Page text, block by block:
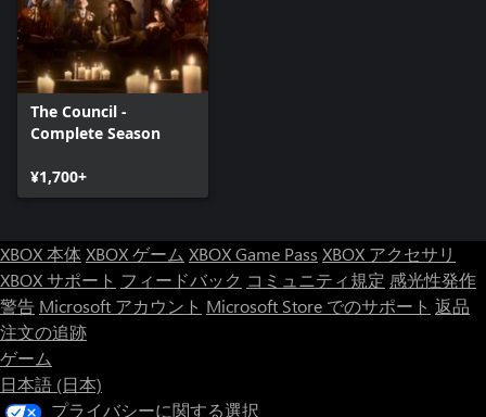
The Council -
Complete Season
¥1,700+
XBOX 本体XBOX ゲーム XBOX Game Pass XBOX アクセサリ
XBOX サポート フィードバック コミュニティ規定 感光性発作
警告 Microsoft アカウント Microsoft Store でのサポート 返品
注文の追跡
ゲーム
日本語 (日本)
プライバシーに関する選択